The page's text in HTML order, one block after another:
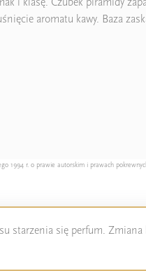
aromatu kawy. Baza
1994 r. o prawie autorskim i prawach
starzenia się perfum. Zmiana